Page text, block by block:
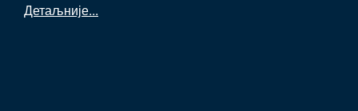
Детаљније...